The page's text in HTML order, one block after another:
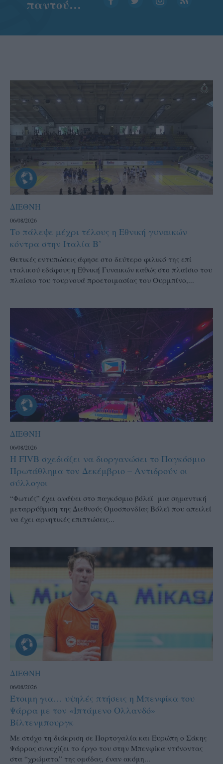
παντού…
ΔΙΕΘΝΗ
06/08/2026
Το πάλεψε μέχρι τέλους η Εθνική γυναικών
κόντρα στην Ιταλία Β’
Θετικές εντυπώσεις άφησε στο δεύτερο φιλικό της επί
ιταλικού εδάφους η Εθνική Γυναικών καθώς στο πλαίσιο του
πλαίσιο του τουρνουά προετοιμασίας του Ουρμπίνο,...
ΔΙΕΘΝΗ
06/08/2026
Η FIVB σχεδιάζει να διοργανώσει το Παγκόσμιο
Πρωτάθλημα τον Δεκέμβριο – Αντιδρούν οι
σύλλογοι
“Φωτιές” έχει ανάψει στο παγκόσμιο βόλεϊ μια σημαντική
μεταρρύθμιση της Διεθνούς Ομοσπονδίας Βόλεϊ που απειλεί
να έχει αρνητικές επιπτώσεις...
ΔΙΕΘΝΗ
06/08/2026
Έτοιμη για… υψηλές πτήσεις η Μπενφίκα του
Ψάρρα με τον «Ιπτάμενο Ολλανδό»
Βίλτενμπουργκ
Mε στόχο τη διάκριση σε Πορτογαλία και Ευρώπη ο Σάκης
Ψάρρας συνεχίζει το έργο του στην Μπενφίκα ντύνοντας
στα “χρώματα” της ομάδας, έναν ακόμη...